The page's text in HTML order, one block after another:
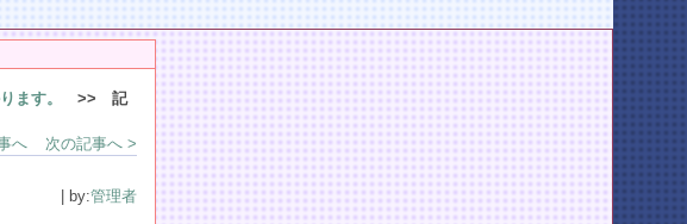
ます。
>> 記
へ
次の記事へ >
| by:管理者